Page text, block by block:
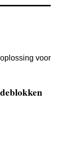
voor